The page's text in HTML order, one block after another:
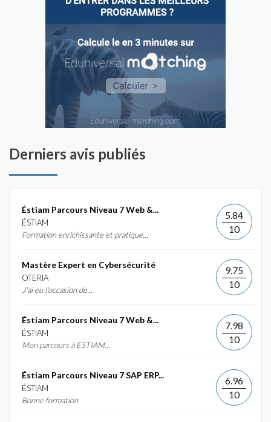
Derniers avis publiés
Éstiam Parcours Niveau 7 Web &...
ÉSTIAM
Formation enrichissante et pratique...
5.84
10
Mastère Expert en Cybersécurité
OTERIA
J'ai eu l'occasion de...
9.75
10
Éstiam Parcours Niveau 7 Web &...
ÉSTIAM
Mon parcours à ESTIAM...
7.98
10
Éstiam Parcours Niveau 7 SAP ERP...
ÉSTIAM
Bonne formation
6.96
10